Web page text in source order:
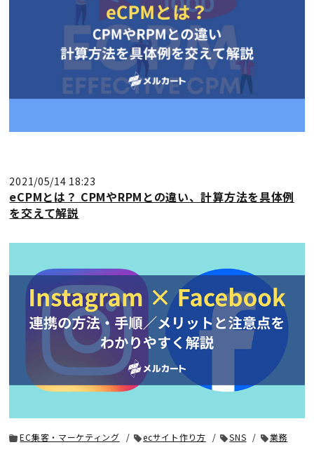
2021/05/14 18:23
eCPMとは？ CPMやRPMとの違い、計算方法を具体例
を交えて解説
EC集客・マーケティング ecサイト作り方 SNS 業務